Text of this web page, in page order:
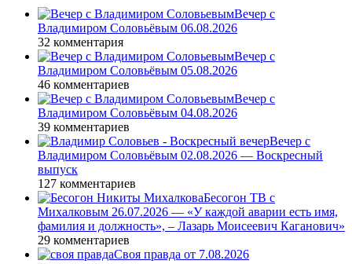
Вечер с
Владимиром Соловьёвым 06.08.2026
32 комментария
Вечер с
Владимиром Соловьёвым 05.08.2026
46 комментариев
Вечер с
Владимиром Соловьёвым 04.08.2026
39 комментариев
Вечер с
Владимиром Соловьёвым 02.08.2026 — Воскресный
выпуск
127 комментариев
Бесогон ТВ с
Михалковым 26.07.2026 — «У каждой аварии есть имя,
фамилия и должность», – Лазарь Моисеевич Каганович»
29 комментариев
Своя правда от 7.08.2026